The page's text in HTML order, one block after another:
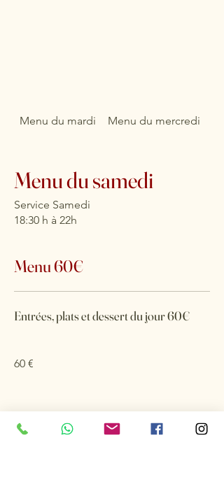
Menu du mardi Menu du mercredi
Menu du samedi
Service Samedi
18:30 h à 22h
Menu 60€
Entrées, plats et dessert du jour 60€
60 €